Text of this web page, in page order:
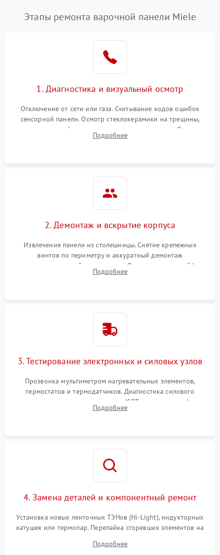
Этапы ремонта варочной панели Miele
1. Диагностика и визуальный осмотр
Отключение от сети или газа. Считывание кодов ошибок
сенсорной панели. Осмотр стеклокерамики на трещины,
проверка конфорок на равномерность нагрева. Опрос
клиента о симптомах (не включается, не видит посуду,
Подробнее
2. Демонтаж и вскрытие корпуса
Извлечение панели из столешницы. Снятие крепежных
винтов по периметру и аккуратный демонтаж
стеклокерамической поверхности. Отсоединение шлейфов
сенсорного блока для доступа к силовым платам, катушкам
Подробнее
3. Тестирование электронных и силовых узлов
Прозвонка мультиметром нагревательных элементов,
термостатов и термодатчиков. Диагностика силового
модуля, реле, диодных мостов и IGBT-транзисторов (для
индукции). Проверка кранов и газ-контроля (для газовых
Подробнее
4. Замена деталей и компонентный ремонт
Установка новых ленточных ТЭНов (Hi-Light), индукторных
катушек или термопар. Перепайка сгоревших элементов на
дорожек. Очистка контактов и замена поврежденной
Подробнее